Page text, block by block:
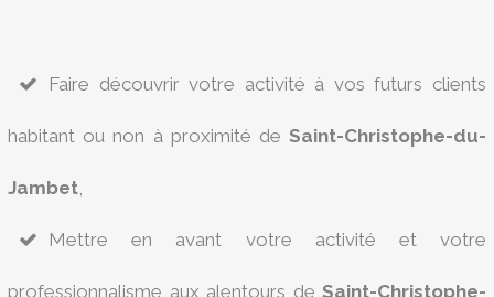
Faire découvrir votre activité à vos futurs clients
habitant ou non à proximité de Saint-Christophe-du-
Jambet,
Mettre en avant votre activité et votre
professionnalisme aux alentours de Saint-Christophe-